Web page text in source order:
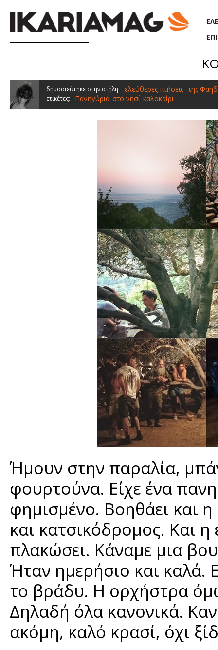
δημοσιεύτηκε στην στήλη: ελεύθερες πτήσεις της
ετικέτες: Πανηγύρια, στο νησί, καλοκαίρι
Ήμουν στην παραλία,
φουρτούνα. Είχε ένα
φημισμένο. Βοηθάει και
και κατσικόδρομος. Και η
πλακώσει. Κάναμε μια
Ήταν ημερήσιο και καλά.
το βράδυ. Η ορχήστρα
Δηλαδή όλα κανονικά.
ακόμη, καλό κρασί, όχι